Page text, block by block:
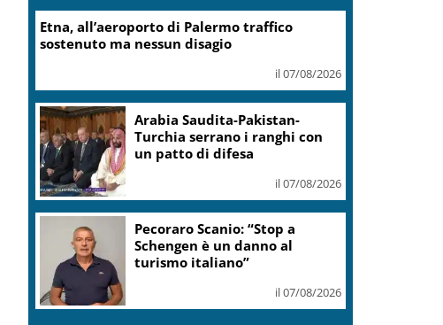
Etna, all’aeroporto di Palermo traffico
sostenuto ma nessun disagio
il 07/08/2026
Arabia Saudita-Pakistan-
Turchia serrano i ranghi con
un patto di difesa
il 07/08/2026
Pecoraro Scanio: “Stop a
Schengen è un danno al
turismo italiano”
il 07/08/2026